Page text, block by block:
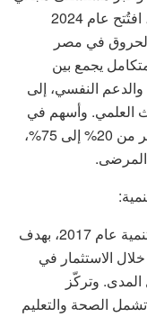
لعلاج الحروق في أفريقيا والشرق الأوسط، افتُتح عام 2024
مرضى الحروق في مصر
يجمع بين
والدعم النفسي، إلى
العلمي. وأسهم في
رفع نسب الشفاء لمرضى الحروق في مصر من 20% إلى 75%،
المرضى.
تأسست مؤسسة كريدي أجريكول مصر للتنمية عام 2017، بهدف
الاستثمار في
وتركّز
الصحة والتعليم